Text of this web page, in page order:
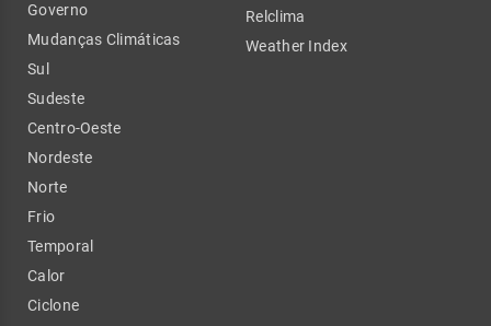
Governo
Mudanças Climáticas
Sul
Sudeste
Centro-Oeste
Nordeste
Norte
Frio
Temporal
Calor
Ciclone
Relclima
Weather Index